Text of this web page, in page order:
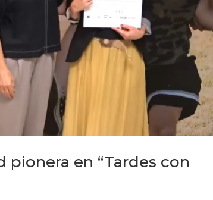
en “Tardes con